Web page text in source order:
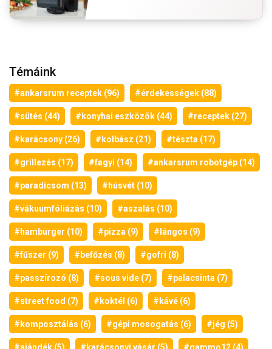
Témáink
#ankarsrum receptek (96) #érdekességek (88)
#sütés (44) #konyhai eszközök (44) #receptek (27)
#karácsony (26) #kolbász (21) #tészta (17)
#grillezés (17) #fagyi (14) #ankarsrum robotgép (14)
#paradicsom (13) #húsvét (10)
#vákuumfóliázás (10) #aszalás (10)
#hamburger (10) #pizza (9) #lángos (9)
#fűszer (9) #befőzés (8) #gofri (8)
#passzírozó (8) #sous vide (7) #palacsinta (7)
#street food (7) #koktél (6) #kávé (6)
#komposztálás (6) #gépi mosogatás (6) #jég (5)